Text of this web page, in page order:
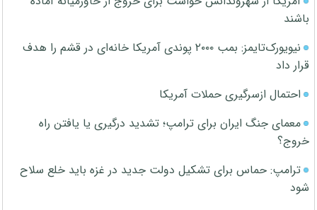
باشند
نیویورک‌تایمز: بمب ۲۰۰۰ پوندی آمریکا خانه‌ای در قشم را هدف
قرار داد
احتمال ازسرگیری حملات آمریکا
معمای جنگ ایران برای ترامپ؛ تشدید درگیری یا یافتن راه
خروج؟
ترامپ: حماس برای تشکیل دولت جدید در غزه باید خلع سلاح
شود